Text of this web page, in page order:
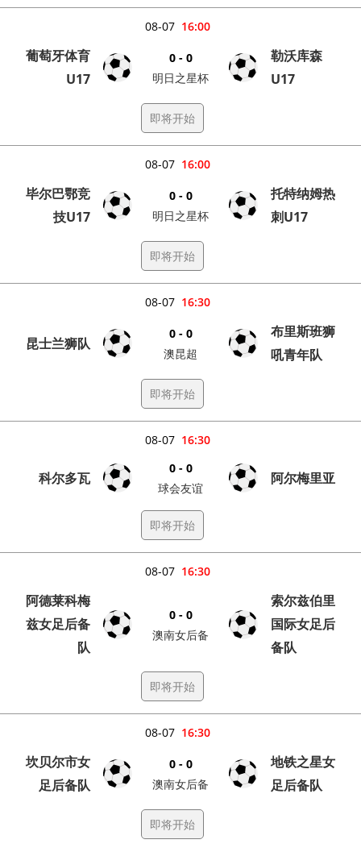
16:00
08-07
葡萄牙体育
U17
0 - 0
明日之星杯
勒沃库森
U17
即将开始
16:00
08-07
毕尔巴鄂竞
技U17
0 - 0
明日之星杯
托特纳姆热
刺U17
即将开始
16:30
08-07
昆士兰狮队
0 - 0
澳昆超
布里斯班狮
吼青年队
即将开始
16:30
08-07
科尔多瓦
0 - 0
球会友谊
阿尔梅里亚
即将开始
16:30
08-07
阿德莱科梅
兹女足后备
队
0 - 0
澳南女后备
索尔兹伯里
国际女足后
备队
即将开始
16:30
08-07
坎贝尔市女
足后备队
0 - 0
澳南女后备
地铁之星女
足后备队
即将开始